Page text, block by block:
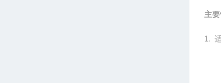
主
1.